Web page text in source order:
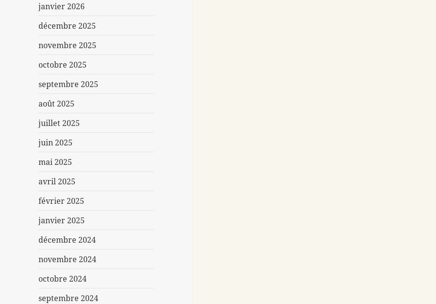
janvier 2026
décembre 2025
novembre 2025
octobre 2025
septembre 2025
août 2025
juillet 2025
juin 2025
mai 2025
avril 2025
février 2025
janvier 2025
décembre 2024
novembre 2024
octobre 2024
septembre 2024